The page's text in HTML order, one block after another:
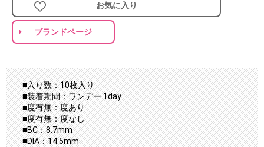
お気に入り
ブランドページ
■入り数：10枚入り
■装着期間：ワンデー 1day
■度有無：度あり
■度有無：度なし
■BC：8.7mm
■DIA：14.5mm